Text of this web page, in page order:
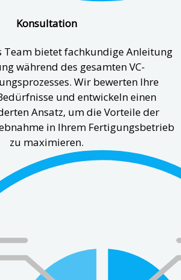
Konsultation
Team bietet fachkundige Anleitung
während des gesamten VC-
Wir bewerten Ihre
und entwickeln einen
Ansatz, um die Vorteile der
in Ihrem Fertigungsbetrieb
zu maximieren.